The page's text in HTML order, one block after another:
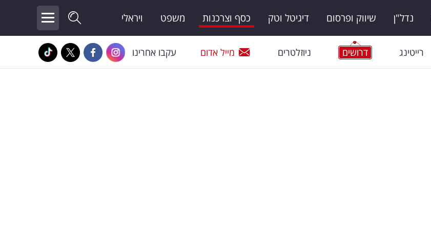
נדל"ן שיווק ופרסום דיגיטל וטק כסף וצרכנות משפט ויראלי
רייטינג דרושים ניוזלטרים מייל אדום עקבו אחרינו